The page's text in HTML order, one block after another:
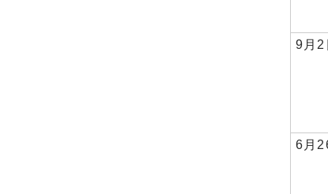
9月2
6月